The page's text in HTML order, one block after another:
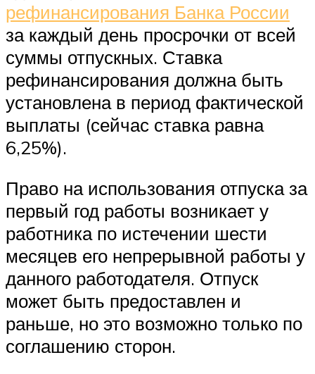
рефинансирования Банка России
за каждый день просрочки от всей
суммы отпускных. Ставка
рефинансирования должна быть
установлена в период фактической
выплаты (сейчас ставка равна
6,25%).
Право на использования отпуска за
первый год работы возникает у
работника по истечении шести
месяцев его непрерывной работы у
данного работодателя. Отпуск
может быть предоставлен и
раньше, но это возможно только по
соглашению сторон.